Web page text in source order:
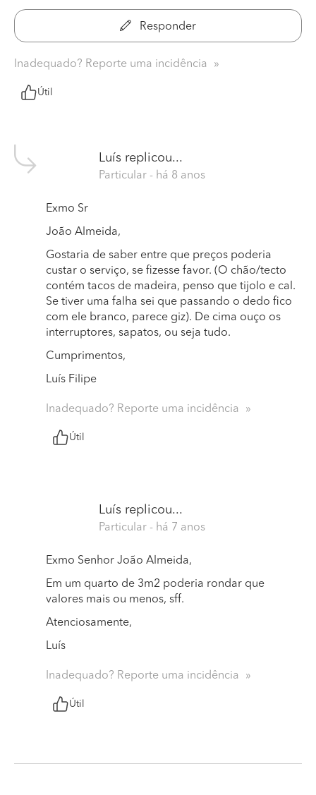
Responder
Inadequado? Reporte uma incidência
Útil
Luís replicou...
Particular - há 8 anos
Exmo Sr
João Almeida,
Gostaria de saber entre que preços poderia
custar o serviço, se fizesse favor. (O chão/tecto
contém tacos de madeira, penso que tijolo e cal.
Se tiver uma falha sei que passando o dedo fico
com ele branco, parece giz). De cima ouço os
interruptores, sapatos, ou seja tudo.
Cumprimentos,
Luís Filipe
Inadequado? Reporte uma incidência
Útil
Luís replicou...
Particular - há 7 anos
Exmo Senhor João Almeida,
Em um quarto de 3m2 poderia rondar que
valores mais ou menos, sff.
Atenciosamente,
Luís
Inadequado? Reporte uma incidência
Útil